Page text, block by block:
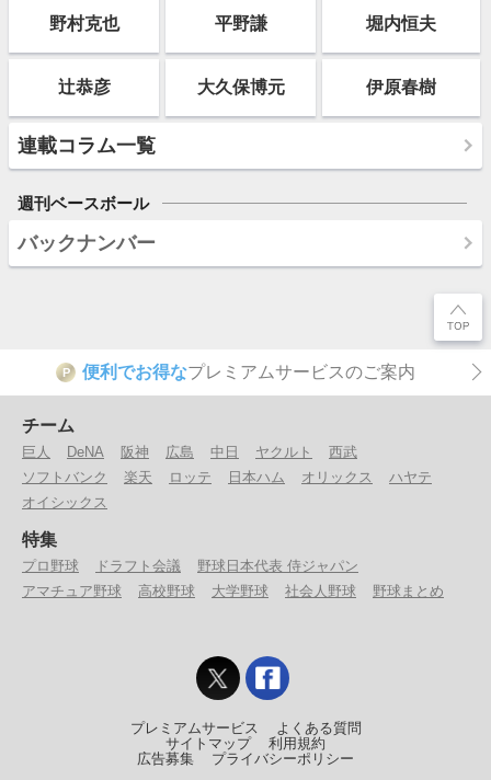
野村克也 平野謙 堀内恒夫
辻恭彦 大久保博元 伊原春樹
連載コラム一覧
週刊ベースボール
バックナンバー
P 便利でお得なプレミアムサービスのご案内
チーム
巨人 DeNA 阪神 広島 中日 ヤクルト
西武
ソフトバンク
楽天 ロッテ 日本ハム オリックス
ハヤテ
オイシックス
特集
プロ野球 ドラフト会議
野球日本代表 侍ジャパン
アマチュア野球
高校野球 大学野球 社会人野球 野球まとめ
プレミアムサービス
よくある質問
サイトマップ
利用規約
広告募集
プライバシーポリシー